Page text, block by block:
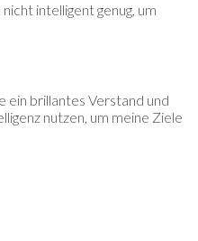
intelligent genug, um
ein brillantes Verstand und
nutzen, um meine Ziele